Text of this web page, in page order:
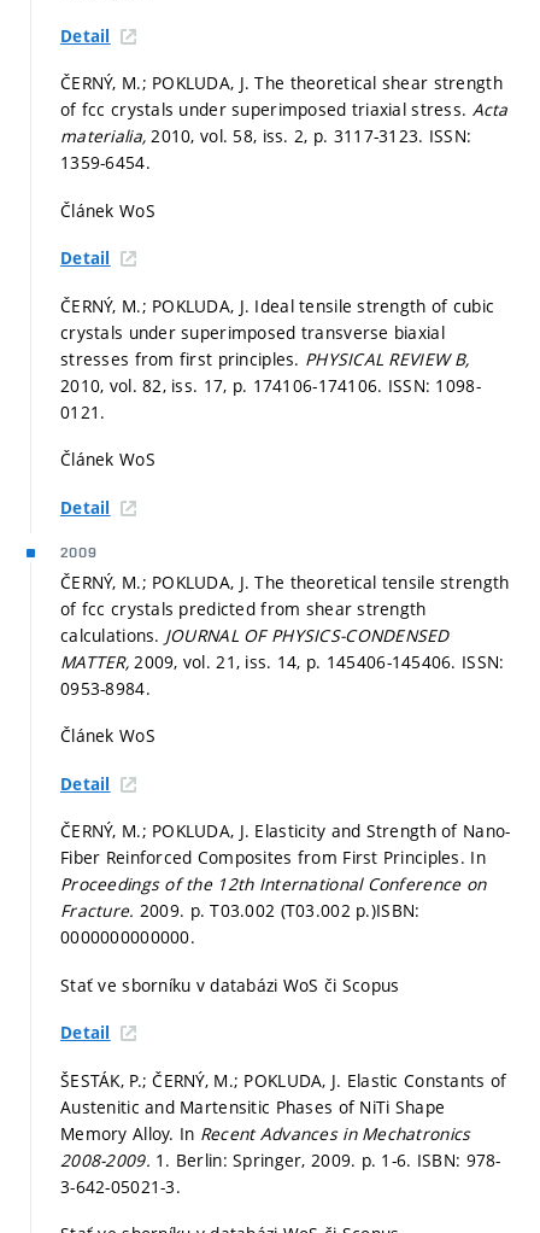
Detail
ČERNÝ, M.; POKLUDA, J. The theoretical shear strength
of fcc crystals under superimposed triaxial stress. Acta
materialia,2010, vol. 58, iss. 2, p. 3117-3123. ISSN:
1359-6454.
Článek WoS
Detail
ČERNÝ, M.; POKLUDA, J. Ideal tensile strength of cubic
crystals under superimposed transverse biaxial
stresses from first principles. PHYSICAL REVIEW B,
2010, vol. 82, iss. 17, p. 174106-174106. ISSN: 1098-
0121.
Článek WoS
Detail
2009
ČERNÝ, M.; POKLUDA, J. The theoretical tensile strength
of fcc crystals predicted from shear strength
calculations. JOURNAL OF PHYSICS-CONDENSED
MATTER, 2009, vol. 21, iss. 14, p. 145406-145406. ISSN:
0953-8984.
Článek WoS
Detail
ČERNÝ, M.; POKLUDA, J. Elasticity and Strength of Nano-
Fiber Reinforced Composites from First Principles. In
Proceedings of the 12th International Conference on
Fracture. 2009. p. T03.002 (T03.002 p.)ISBN:
0000000000000.
Stať ve sborníku v databázi WoS či Scopus
Detail
ŠESTÁK, P.; ČERNÝ, M.; POKLUDA, J. Elastic Constants of
Austenitic and Martensitic Phases of NiTi Shape
Memory Alloy. In Recent Advances in Mechatronics
2008-2009. 1. Berlin: Springer, 2009. p. 1-6. ISBN: 978-
3-642-05021-3.